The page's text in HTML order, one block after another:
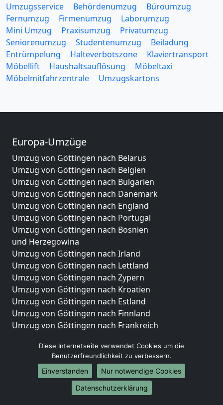
Umzugsservice Behördenumzug
Büroumzug
Fernumzug
Firmenumzug
Laborumzug
Mini Umzug
Praxisumzug
Privatumzug
Seniorenumzug
Studentenumzug
Beiladung
Entrümpelung
Halteverbotszone
Klaviertransport
Möbellift
Haushaltsauflösung
Möbeltaxi
Möbelmitfahrzentrale
Umzugskartons
Europa-Umzüge
Umzug von Göttingen nach Belarus
Umzug von Göttingen nach Belgien
Umzug von Göttingen nach Bulgarien
Umzug von Göttingen nach Dänemark
Umzug von Göttingen nach England
Umzug von Göttingen nach Portugal
Umzug von Göttingen nach Bosnien
und Herzegowina
Umzug von Göttingen nach Irland
Umzug von Göttingen nach Lettland
Umzug von Göttingen nach Zypern
Umzug von Göttingen nach Kroatien
Umzug von Göttingen nach Estland
Umzug von Göttingen nach Finnland
Umzug von Göttingen nach Frankreich
Umzug von Göttingen nach Italien
Umzug von Göttingen nach Liechtenstein
Umzug von Göttingen nach Luxemburg
Umzug von Göttingen nach Niederlande
Umzug von Göttingen nach Norwegen
Diese Internetseite verwendet Cookies um die
Benutzerfreundlichkeit zu verbessern.
Einverstanden
Nur notwendige Cookies
Datenschutzerklärung